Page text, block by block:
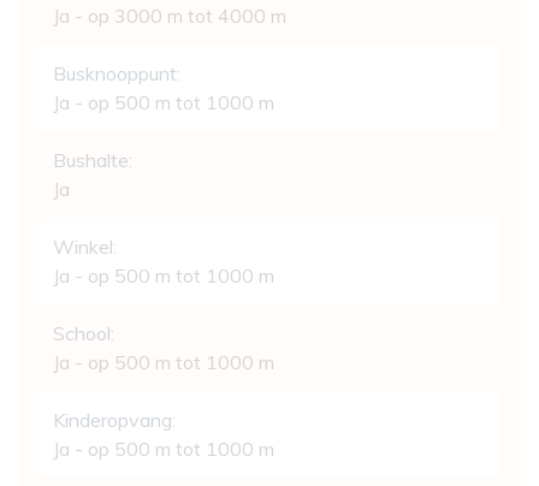
Ja - op 3000 m tot 4000 m
Busknooppunt:
Ja - op 500 m tot 1000 m
Bushalte:
Ja
Winkel:
Ja - op 500 m tot 1000 m
School:
Ja - op 500 m tot 1000 m
Kinderopvang:
Ja - op 500 m tot 1000 m